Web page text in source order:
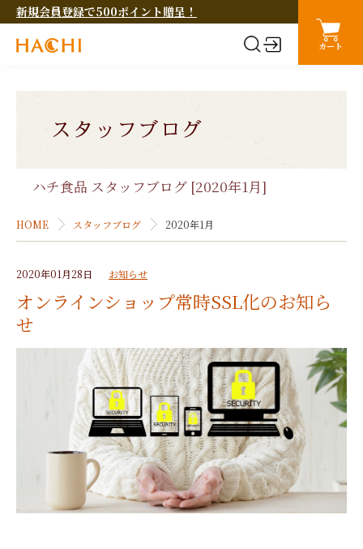
新規会員登録で500ポイント贈呈！
カート
ハチ食品 スタッフブログ [2020年1月]
HOME スタッフブログ 2020年1月
2020年01月28日 お知らせ
オンラインショップ常時SSL化のお知ら
せ